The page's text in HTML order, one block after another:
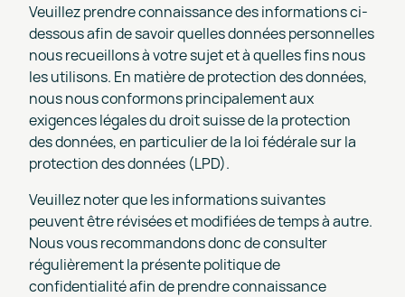
Veuillez prendre connaissance des informations ci-
dessous afin de savoir quelles données personnelles
nous recueillons à votre sujet et à quelles fins nous
les utilisons. En matière de protection des données,
nous nous conformons principalement aux
exigences légales du droit suisse de la protection
des données, en particulier de la loi fédérale sur la
protection des données (LPD).
Veuillez noter que les informations suivantes
peuvent être révisées et modifiées de temps à autre.
Nous vous recommandons donc de consulter
régulièrement la présente politique de
confidentialité afin de prendre connaissance